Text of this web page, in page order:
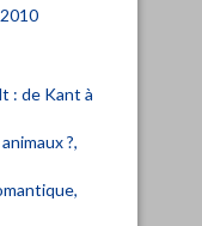
: de Kant à
?,